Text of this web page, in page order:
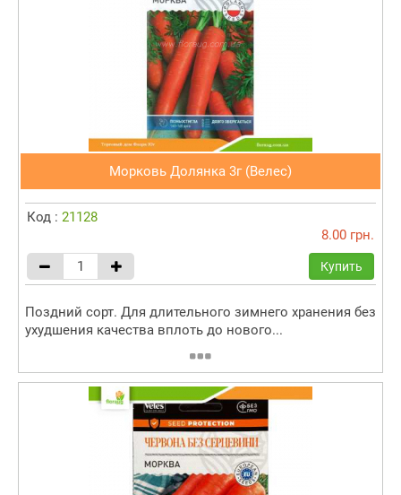
Морковь Долянка 3г (Велес)
Код : 21128
8.00 грн.
Купить
Поздний сорт. Для длительного зимнего хранения без
ухудшения качества вплоть до нового...